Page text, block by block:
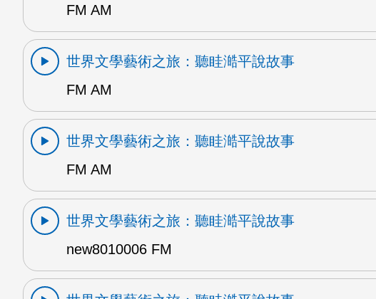
FM AM
世界文學藝術之旅：聽眭澔平說故事
FM AM
世界文學藝術之旅：聽眭澔平說故事
FM AM
世界文學藝術之旅：聽眭澔平說故事
new8010006 FM